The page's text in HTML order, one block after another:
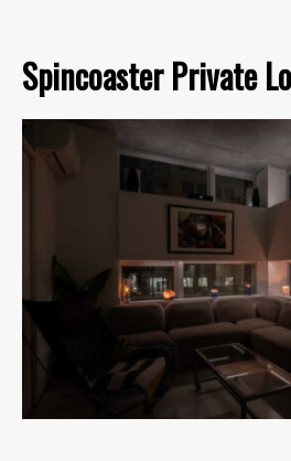
Spincoaster Private